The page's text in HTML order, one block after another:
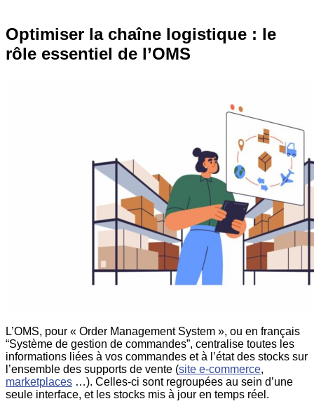
Optimiser la chaîne logistique : le
rôle essentiel de l’OMS
L’OMS, pour « Order Management System », ou en français
“Système de gestion de commandes”, centralise toutes les
informations liées à vos commandes et à l’état des stocks sur
l’ensemble des supports de vente (site e-commerce,
marketplaces …). Celles-ci sont regroupées au sein d’une
seule interface, et les stocks mis à jour en temps réel.